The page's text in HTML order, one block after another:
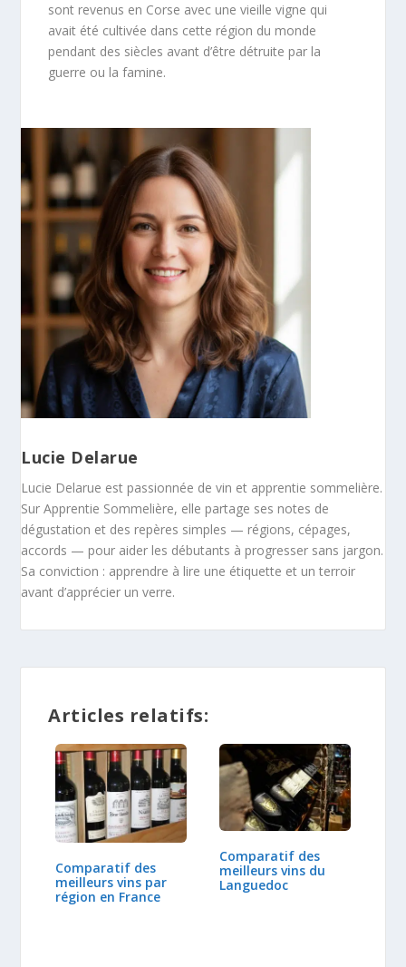
sont revenus en Corse avec une vieille vigne qui
avait été cultivée dans cette région du monde
pendant des siècles avant d’être détruite par la
guerre ou la famine.
Lucie Delarue
Lucie Delarue est passionnée de vin et apprentie sommelière.
Sur Apprentie Sommelière, elle partage ses notes de
dégustation et des repères simples — régions, cépages,
accords — pour aider les débutants à progresser sans jargon.
Sa conviction : apprendre à lire une étiquette et un terroir
avant d’apprécier un verre.
Articles relatifs:
Comparatif des
meilleurs vins par
région en France
Comparatif des
meilleurs vins du
Languedoc